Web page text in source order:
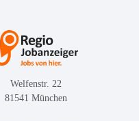
Welfenstr. 22
81541 München